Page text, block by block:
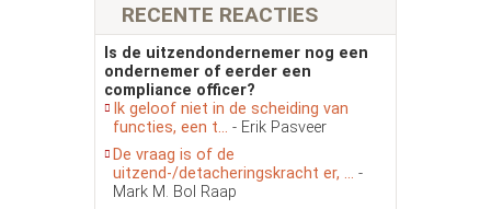
RECENTE REACTIES
Is de uitzendondernemer nog een
ondernemer of eerder een
compliance officer?
Ik geloof niet in de scheiding van
functies, een t... - Erik Pasveer
De vraag is of de
uitzend-/detacheringskracht er, ... -
Mark M. Bol Raap